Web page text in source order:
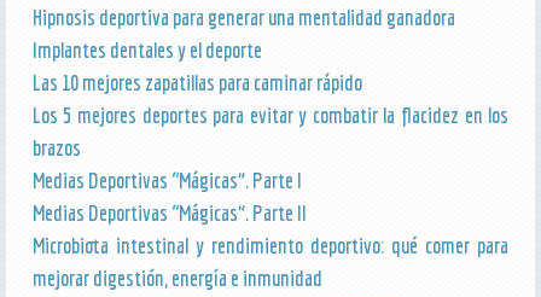
Hipnosis deportiva para generar una mentalidad ganadora
Implantes dentales y el deporte
Las 10 mejores zapatillas para caminar rápido
Los 5 mejores deportes para evitar y combatir la flacidez en los
brazos
Medias Deportivas “Mágicas”. Parte I
Medias Deportivas “Mágicas”. Parte II
Microbiota intestinal y rendimiento deportivo: qué comer para
mejorar digestión, energía e inmunidad